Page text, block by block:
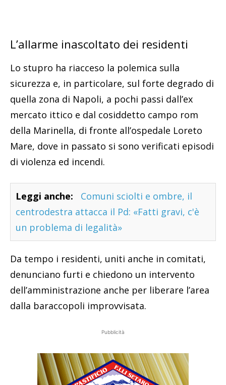
L’allarme inascoltato dei residenti
Lo stupro ha riacceso la polemica sulla
sicurezza e, in particolare, sul forte degrado di
quella zona di Napoli, a pochi passi dall’ex
mercato ittico e dal cosiddetto campo rom
della Marinella, di fronte all’ospedale Loreto
Mare, dove in passato si sono verificati episodi
di violenza ed incendi.
Leggi anche:
Comuni sciolti e ombre, il
centrodestra attacca il Pd: «Fatti gravi, c'è
un problema di legalità»
Da tempo i residenti, uniti anche in comitati,
denunciano furti e chiedono un intervento
dell’amministrazione anche per liberare l’area
dalla baraccopoli improvvisata.
Pubblicità